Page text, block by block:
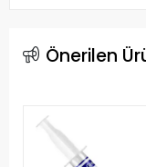
Önerilen